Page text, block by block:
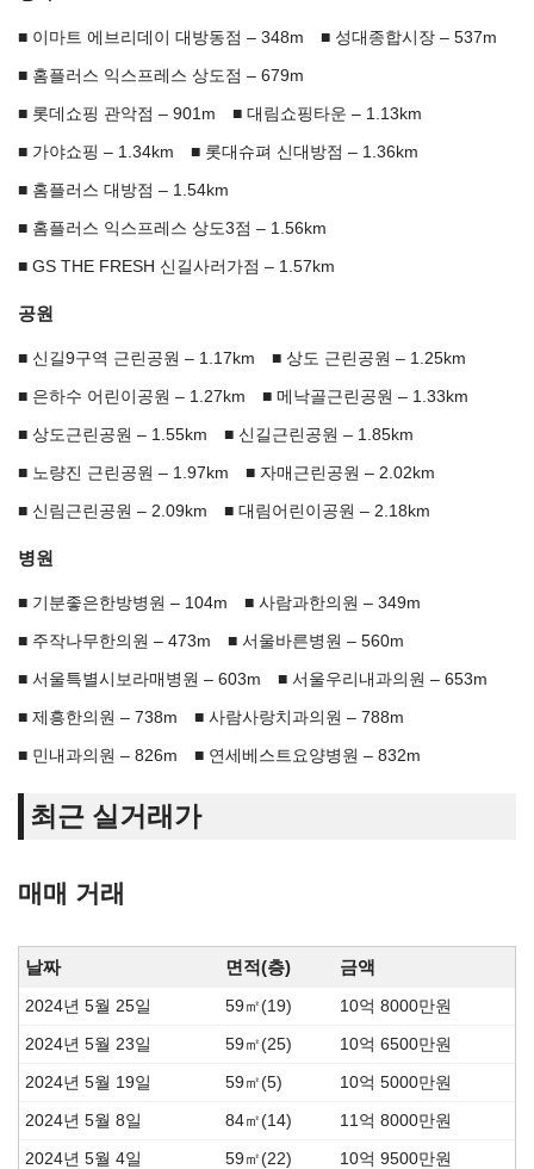
이마트 에브리데이 대방동점 – 348m 성대종합시장 – 537m
홈플러스 익스프레스 상도점 – 679m
롯데쇼핑 관악점 – 901m 대림쇼핑타운 – 1.13km
가야쇼핑 – 1.34km 롯대슈펴 신대방점 – 1.36km
홈플러스 대방점 – 1.54km
홈플러스 익스프레스 상도3점 – 1.56km
GS THE FRESH 신길사러가점 – 1.57km
공원
신길9구역 근린공원 – 1.17km 상도 근린공원 – 1.25km
은하수 어린이공원 – 1.27km 메낙골근린공원 – 1.33km
상도근린공원 – 1.55km 신길근린공원 – 1.85km
노량진 근린공원 – 1.97km 자매근린공원 – 2.02km
신림근린공원 – 2.09km 대림어린이공원 – 2.18km
병원
기분좋은한방병원 – 104m 사람과한의원 – 349m
주작나무한의원 – 473m 서울바른병원 – 560m
서울특별시보라매병원 – 603m 서울우리내과의원 – 653m
제흥한의원 – 738m 사람사랑치과의원 – 788m
민내과의원 – 826m 연세베스트요양병원 – 832m
최근 실거래가
매매 거래
날짜 면적(층) 금액
2024년 5월 25일 59㎡(19) 10억 8000만원
2024년 5월 23일 59㎡(25) 10억 6500만원
2024년 5월 19일 59㎡(5) 10억 5000만원
2024년 5월 8일 84㎡(14) 11억 8000만원
2024년 5월 4일 59㎡(22) 10억 9500만원